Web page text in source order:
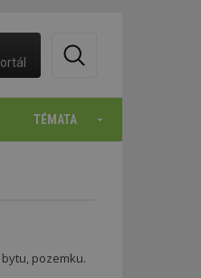
TÉMATA
pozemku.